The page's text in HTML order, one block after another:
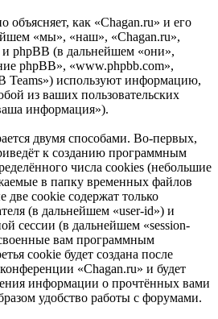
объясняет, как «Chagan.ru» и его
«мы», «наш», «Chagan.ru»,
и phpBB (в дальнейшем «они»,
phpBB», «www.phpbb.com»,
Teams») используют информацию,
из ваших пользовательских
информация»).
двумя способами. Во-первых,
к созданию программным
числа cookies (небольшие
в папку временных файлов
две cookie содержат только
(в дальнейшем «user-id») и
сессии (в дальнейшем «session-
вам программным
cookie будет создана после
«Chagan.ru» и будет
информации о прочтённых вами
удобство работы с форумами.